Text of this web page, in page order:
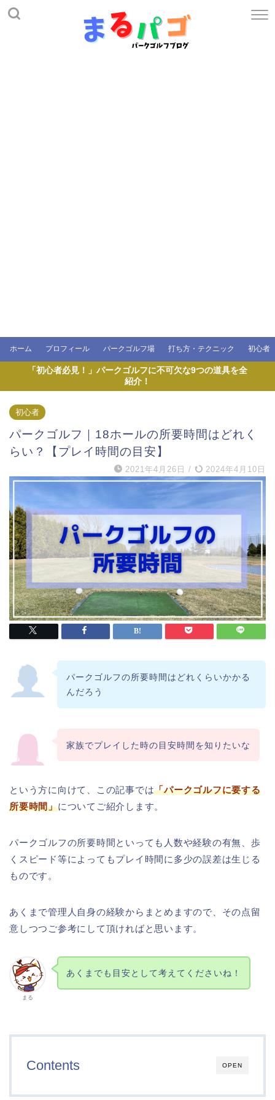
ホーム プロフィール パークゴルフ場 打ち方・テクニック 初心者
「初心者必見！」パークゴルフに不可欠な9つの道具を全
紹介！
初心者
パークゴルフ｜18ホールの所要時間はどれく
らい？【プレイ時間の目安】
2021年4月26日 / 2024年4月10日
パークゴルフの所要時間はどれくらいかかる
んだろう
家族でプレイした時の目安時間を知りたいな
という方に向けて、この記事では「パークゴルフに要する
所要時間」についてご紹介します。
パークゴルフの所要時間といっても人数や経験の有無、歩
くスピード等によってもプレイ時間に多少の誤差は生じる
ものです。
あくまで管理人自身の経験からまとめますので、その点留
意しつつご参考にして頂ければと思います。
まる
あくまでも目安として考えてくださいね！
OPEN
Contents